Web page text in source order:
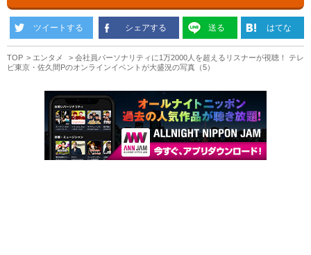
ツイートする シェアする 送る はてな
TOP エンタメ
会社員パーソナリティに1万2000人を超えるリスナーが視聴！ テレ
ビ東京・佐久間Pのオンラインイベントが大盛況の写真（5）